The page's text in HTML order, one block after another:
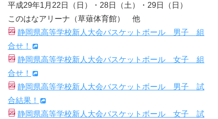
平成29年1月22日（日）・28日（土）・29日（日）
このはなアリーナ（草薙体育館） 他
静岡県高等学校新人大会バスケットボール 男子 組
合せ！
静岡県高等学校新人大会バスケットボール 女子 組
合せ！
静岡県高等学校新人大会バスケットボール 男子 試
合結果！
静岡県高等学校新人大会バスケットボール 女子 試